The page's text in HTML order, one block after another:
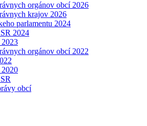
orgánov obcí 2026
krajov 2026
parlamentu 2024
2024
orgánov obcí 2022
obcí